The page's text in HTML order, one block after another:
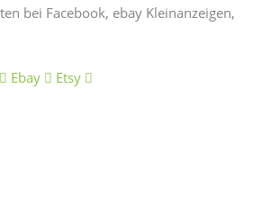
bei Facebook, ebay Kleinanzeigen,
Ebay Etsy